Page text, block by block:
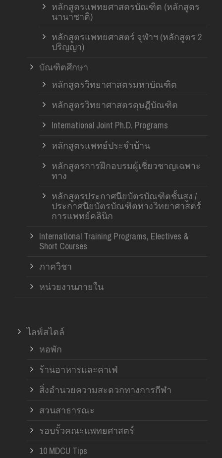
หลักสูตรแพทยศาสตรบัณฑิต (หลักสูตร
นานาชาติ)
หลักสูตรแพทยศาสตร์ จุฬาฯ (หลักสูตร 2
ปริญญา)
บัณฑิตศึกษา
หลักสูตรวิทยาศาสตรมหาบัณฑิต
หลักสูตรวิทยาศาสตรดุษฎีบัณฑิต
International Joint Ph.D. Programs
หลักสูตรแพทย์ประจำบ้าน
หลักสูตรการฝึกอบรมผู้เชี่ยวชาญเฉพาะ
ทาง
หลักสูตรประกาศนียบัตรบัณฑิตชั้นสูง /
ประกาศนียบัตรบัณฑิตทางวิทยาศาสตร์
การแพทย์คลินิก
International Training Programs, Electives &
Short Courses
ภาควิชา
หน่วยงานภายใน
ไลฟ์สไตล์
หอพัก
ร้านอาหารและคาเฟ่
สิ่งอำนวยความสะดวกทางการกีฬา
สวนสาธารณะ
รอบรั้วคณะแพทยศาสตร์
10 MDCU Tips